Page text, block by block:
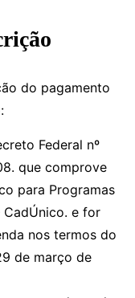
do pagamento
Federal nº
que comprove
para Programas
e for
nos termos do
de março de